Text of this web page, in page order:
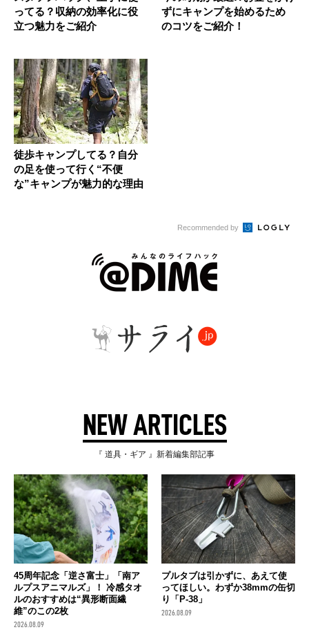
ってる？収納の効率化に役
立つ魅力をご紹介
ずにキャンプを始めるため
のコツをご紹介！
徒歩キャンプしてる？自分
の足を使って行く“不便
な”キャンプが魅力的な理由
Recommended by
NEW ARTICLES
『 道具・ギア 』新着編集部記事
45周年記念「逆さ富士」「南ア
ルプスアニマルズ」！ 冷感タオ
ルのおすすめは“異形断面繊
維”のこの2枚
2026.08.09
プルタブは引かずに、あえて使
ってほしい。わずか38mmの缶切
り「P-38」
2026.08.09